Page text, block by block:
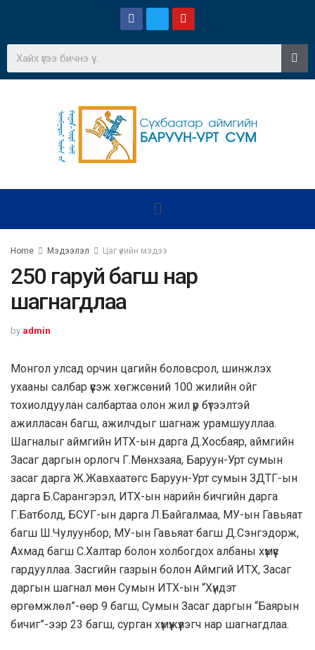
Home Мэдээлэл Цаг үеийн мэдээ
250 гаруй багш нар
шагнагдлаа
by admin
Монгол улсад орчин цагийн боловсрол, шинжлэх
ухааны салбар үүсэж хөгжсөний 100 жилийн ойг
тохиолдуулан салбартаа олон жил үр бүтээлтэй
ажилласан багш, ажилчдыг шагнаж урамшууллаа.
Шагналыг аймгийн ИТХ-ын дарга Д.Хосбаяр, аймгийн
Засаг даргын орлогч Г.Мөнхзаяа, Баруун-Урт сумын
засаг дарга Ж.Жавхаатөгс Баруун-Урт сумын ЗДТГ-ын
дарга Б.Сарангэрэл, ИТХ-ын нарийн бичгийн дарга
Г.Батболд, БСУГ-ын дарга Л.Байгалмаа, МУ-ын Гавьяат
багш Ш.Чулуунбор, МУ-ын Гавьяат багш Д.Сэнгэдорж,
Ахмад багш С.Халтар болон холбогдох албаны хүмүүс
гардууллаа. Засгийн газрын болон Аймгий ИТХ, Засаг
даргын шагнал мөн Сумын ИТХ-ын “Хүндэт
өргөмжлөл”-өөр 9 багш, Сумын Засаг даргын “Баярын
бичиг”-ээр 23 багш, сурган хүмүүжүүлэгч нар шагнагдлаа.